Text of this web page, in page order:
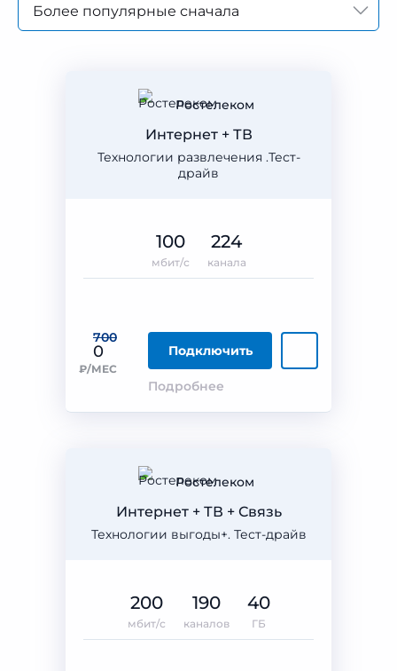
Более популярные сначала
Ростелеком
Технологии развлечения .Тест-
драйв
Интернет + ТВ
700
0
₽/МЕС
Подключить
Подробнее
100
мбит/с
224
канала
Ростелеком
Технологии выгоды+. Тест-драйв
Интернет + ТВ + Связь
200
мбит/с
190
каналов
40
ГБ